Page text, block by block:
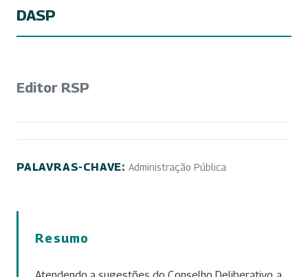
DASP
Editor RSP
PALAVRAS-CHAVE: Administração Pública
Resumo